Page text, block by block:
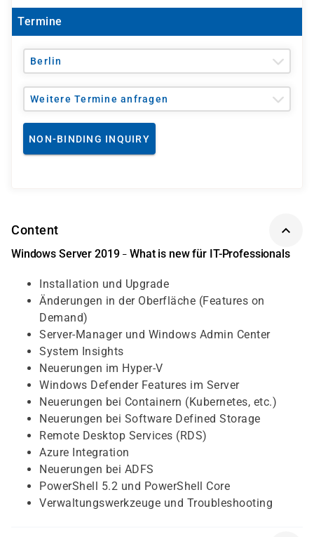
Termine
Berlin
Weitere Termine anfragen
NON-BINDING INQUIRY
Content
Windows Server 2019 – What is new für IT-Professionals
Installation und Upgrade
Änderungen in der Oberfläche (Features on
Demand)
Server-Manager und Windows Admin Center
System Insights
Neuerungen im Hyper-V
Windows Defender Features im Server
Neuerungen bei Containern (Kubernetes, etc.)
Neuerungen bei Software Defined Storage
Remote Desktop Services (RDS)
Azure Integration
Neuerungen bei ADFS
PowerShell 5.2 und PowerShell Core
Verwaltungswerkzeuge und Troubleshooting